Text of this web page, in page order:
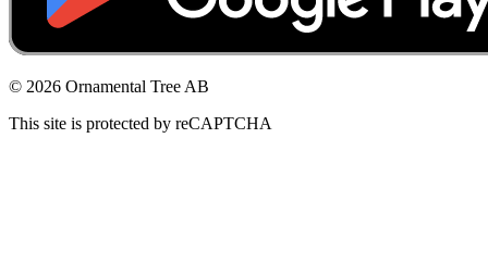
© 2026 Ornamental Tree AB
This site is protected by reCAPTCHA